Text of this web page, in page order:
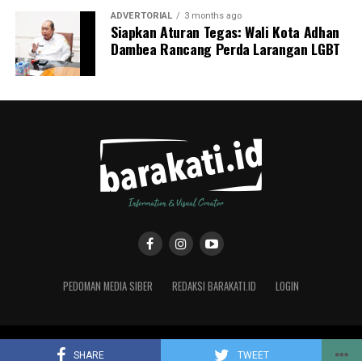
SHARE TWEET
ADVERTORIAL 3 months ago
Siapkan Aturan Tegas: Wali Kota Adhan
Dambea Rancang Perda Larangan LGBT
PEDOMAN MEDIA SIBER REDAKSI BARAKATI.ID LOGIN
Copyright © 2019 Barakati.ID supported by CMS Studio Design